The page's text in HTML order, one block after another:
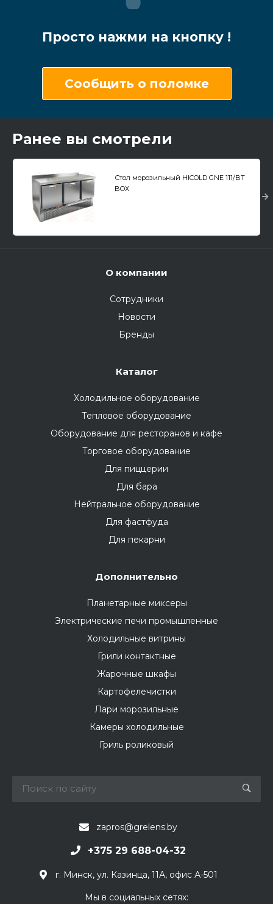
Просто нажми на кнопку !
Сообщить о поломке
Ранее вы смотрели
Стол морозильный HICOLD GNE 111/BT
BOX
О компании
Сотрудники
Новости
Бренды
Каталог
Холодильное оборудование
Тепловое оборудование
Оборудование для ресторанов и кафе
Торговое оборудование
Для пиццерии
Для бара
Нейтральное оборудование
Для фастфуда
Для пекарни
Дополнительно
Планетарные миксеры
Электрические печи промышленные
Холодильные витрины
Грили контактные
Жарочные шкафы
Картофелечистки
Лари морозильные
Камеры холодильные
Гриль роликовый
zapros@grelens.by
+375 29 688-04-32
г. Минск, ул. Казинца, 11А, офис А-501
Мы в социальных сетях: